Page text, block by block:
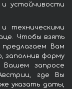
устойчивости
техническими
Чтобы взять
Вам
заполнив форму
Вашем запросе
где Вы
указать даты,